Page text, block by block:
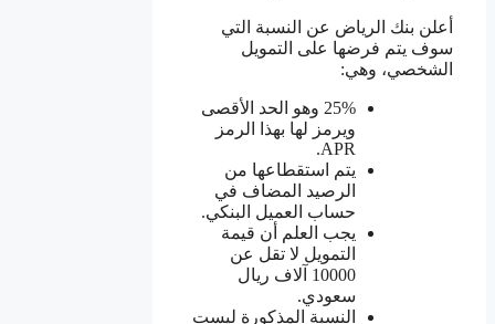
أعلن بنك الرياض عن النسبة التي
سوف يتم فرضها على التمويل
الشخصي، وهي:
25% وهو الحد الأقصى
ويرمز لها بهذا الرمز
APR.
يتم استقطاعها من
الرصيد المضاف في
حساب العميل البنكي.
يجب العلم أن قيمة
التمويل لا تقل عن
10000 آلاف ريال
سعودي.
النسبة المذكورة ليست